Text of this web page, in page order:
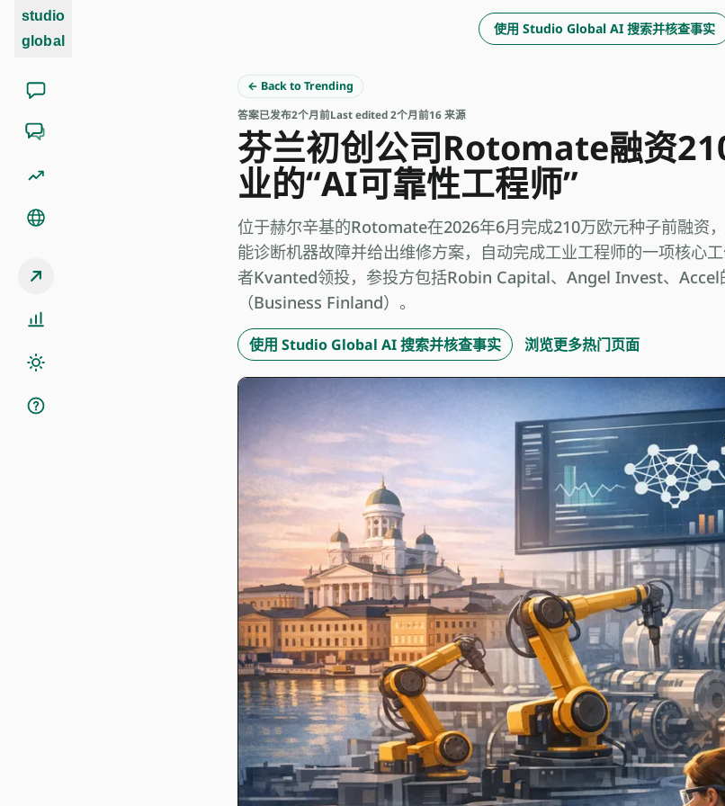
studio
global
使用 Studio Global AI 搜索并核查事实
← Back to Trending
答案已发布2个月前Last edited 2个月前16 来源
芬兰初创公司Rotomate融资
业的“AI可靠性工程师”
位于赫尔辛基的Rotomate在2026年6月完成210万欧元种子前融资
能诊断机器故障并给出维修方案，自动完成工业工程师的一项核心
者Kvanted领投，参投方包括Robin Capital、Angel Invest、Accel
（Business Finland）。
使用 Studio Global AI 搜索并核查事实 浏览更多热门页面